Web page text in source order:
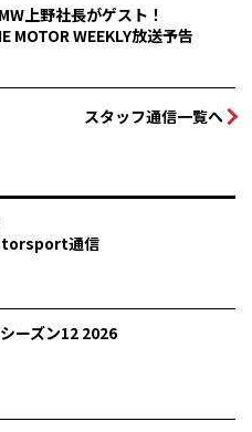
上野社長がゲスト！
MOTOR WEEKLY放送予告
スタッフ通信一覧へ
通信
ーズン12 2026